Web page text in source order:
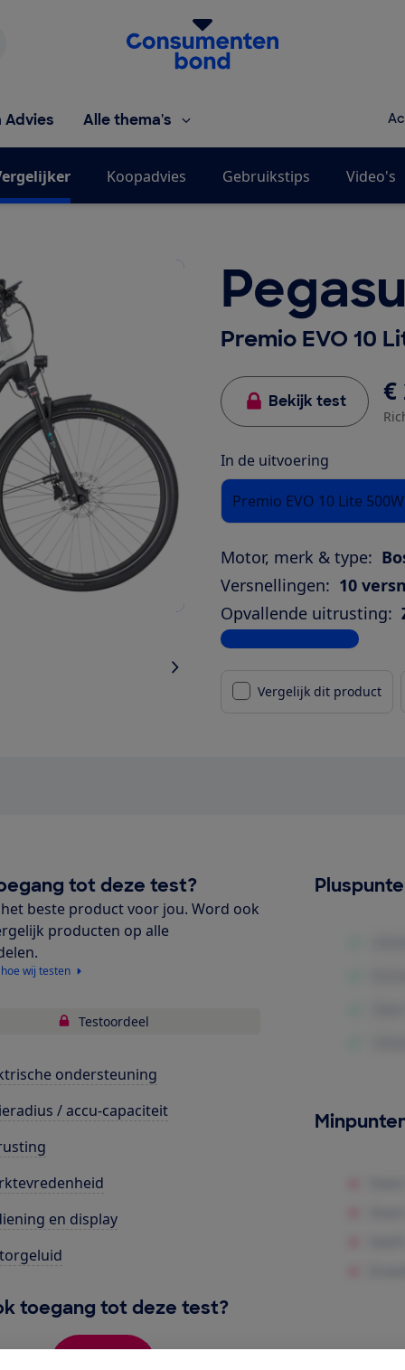
Homepage van de Consumentenbond
Advies Alle thema's
Koopadvies Gebruikstips Video's
Premio EVO 10
Bekijk test €
In de uitvoering
Premio EVO 10 Lite
Motor, merk & type:
Versnellingen: 10
Opvallende uitrusting:
Bekijk alle specificaties
Vergelijk dit product
tot deze test?
beste product voor jou. Word ook
producten op alle
wij testen
Testoordeel
ondersteuning
/ accu-capaciteit
en display
toegang tot deze test?